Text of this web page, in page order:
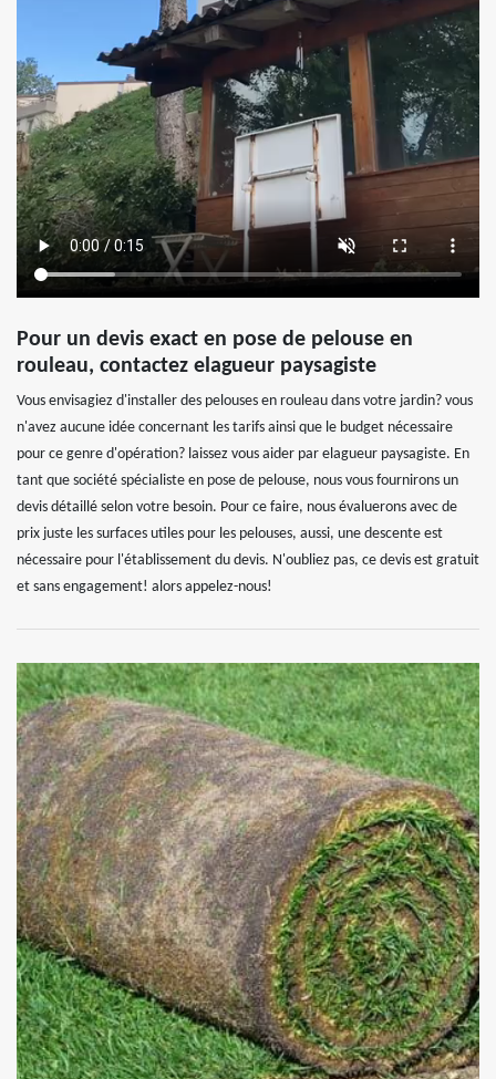
Pour un devis exact en pose de pelouse en
rouleau, contactez elagueur paysagiste
Vous envisagiez d'installer des pelouses en rouleau dans votre jardin? vous
n'avez aucune idée concernant les tarifs ainsi que le budget nécessaire
pour ce genre d'opération? laissez vous aider par elagueur paysagiste. En
tant que société spécialiste en pose de pelouse, nous vous fournirons un
devis détaillé selon votre besoin. Pour ce faire, nous évaluerons avec de
prix juste les surfaces utiles pour les pelouses, aussi, une descente est
nécessaire pour l'établissement du devis. N'oubliez pas, ce devis est gratuit
et sans engagement! alors appelez-nous!